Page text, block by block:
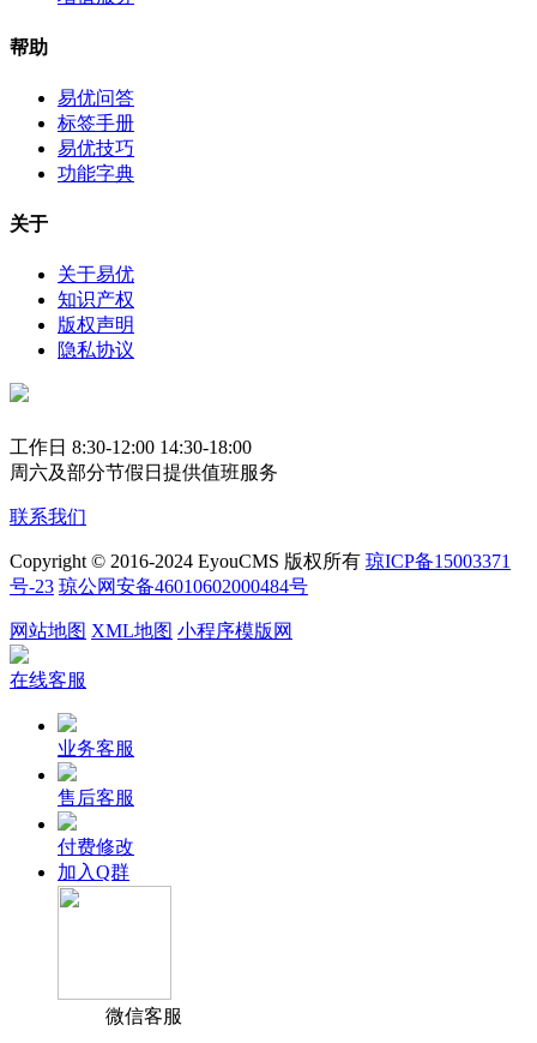
帮助
易优问答
标签手册
易优技巧
功能字典
关于
关于易优
知识产权
版权声明
隐私协议
工作日 8:30-12:00 14:30-18:00
周六及部分节假日提供值班服务
联系我们
Copyright © 2016-2024 EyouCMS 版权所有 琼ICP备15003371
号-23 琼公网安备46010602000484号
网站地图 XML地图 小程序模版网
在线客服
业务客服
售后客服
付费修改
加入Q群
微信客服